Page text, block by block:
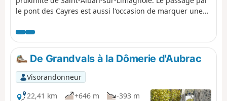
le pont des Cayres est aussi l'occasion de marquer une
pique-nique au bord de l'eau.
De Grandvals à la Dômerie d'Aubrac
Visorandonneur
22,41 km
+646 m
-393 m